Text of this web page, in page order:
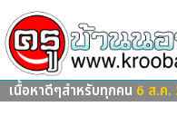
เนื้อหาดีๆสำหรับทุกคน 6 ส.ค.